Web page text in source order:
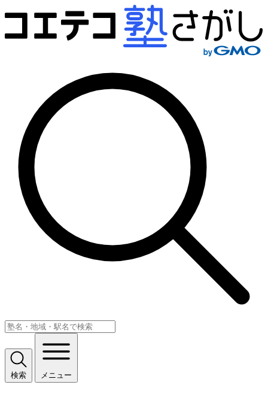
検索 メニュー